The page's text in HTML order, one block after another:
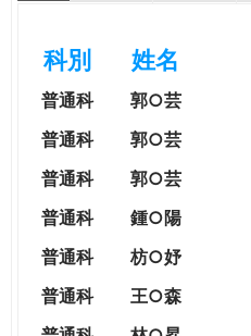
e
科別 姓名
普通科 郭○芸
普通科
郭○芸
普通科
郭○芸
普通科
鍾○陽
普通科
枋○妤
普通科
王○森